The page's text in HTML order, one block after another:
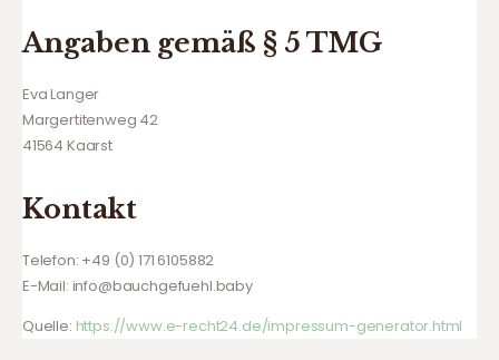
Angaben gemäß § 5 TMG
Eva Langer
Margertitenweg 42
41564 Kaarst
Kontakt
Telefon: +49 (0) 171 6105882
E-Mail: info@bauchgefuehl.baby
Quelle: https://www.e-recht24.de/impressum-generator.html